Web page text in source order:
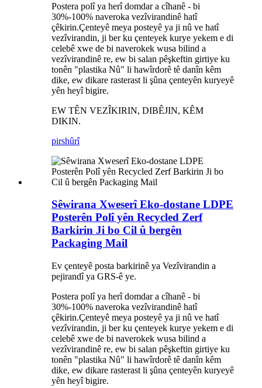
Postera polî ya herî domdar a cîhanê - bi
30%-100% naveroka vezîvirandinê hatî
çêkirin.Çenteyê meya posteyê ya ji nû ve hatî
vezîvirandin, ji ber ku çenteyek kurye yekem e di
celebê xwe de bi naverokek wusa bilind a
vezîvirandinê re, ew bi salan pêşkeftin girtiye ku
tonên "plastika Nû" li hawîrdorê tê danîn kêm
dike, ew dikare rasterast li şûna çenteyên kuryeyê
yên heyî bigire.
EW TÊN VEZÎKIRIN, DIBÊJIN, KÊM
DIKIN.
pirshûrî
Sêwirana Xweserî Eko-dostane LDPE
Posterên Polî yên Recycled Zerf
Barkirin Ji bo Cil û bergên
Packaging Mail
Ev çenteyê posta barkirinê ya Vezîvirandin a
pejirandî ya GRS-ê ye.
Postera polî ya herî domdar a cîhanê - bi
30%-100% naveroka vezîvirandinê hatî
çêkirin.Çenteyê meya posteyê ya ji nû ve hatî
vezîvirandin, ji ber ku çenteyek kurye yekem e di
celebê xwe de bi naverokek wusa bilind a
vezîvirandinê re, ew bi salan pêşkeftin girtiye ku
tonên "plastika Nû" li hawîrdorê tê danîn kêm
dike, ew dikare rasterast li şûna çenteyên kuryeyê
yên heyî bigire.